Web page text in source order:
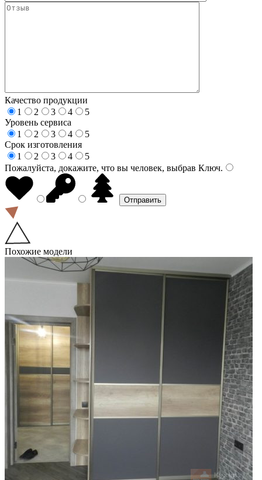
Качество продукции
1
2 3 4
5
Уровень сервиса
1
2 3 4
5
Срок изготовления
1
2 3 4
5
Пожалуйста, докажите, что вы человек, выбрав Ключ.
Похожие модели